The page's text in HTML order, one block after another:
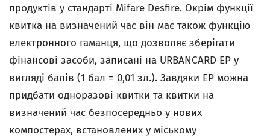
продуктів у стандарті Mifare Desfire. Окрім функції
квитка на визначений час він має також функцію
електронного гаманця, що дозволяє зберігати
фінансові засоби, записані на URBANCARD EP у
вигляді балів (1 бал = 0,01 зл.). Завдяки EP можна
придбати одноразові квитки та квитки на
визначений час безпосередньо у нових
компостерах, встановлених у міському